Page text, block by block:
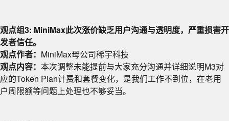
观点组3: MiniMax此次涨价缺乏用户沟通与透明度，严重损害开
发者信任。
观点作者： MiniMax母公司稀宇科技
观点内容： 本次调整未能提前与大家充分沟通并详细说明M3对
应的Token Plan计费和套餐变化，是我们工作不到位，在老用
户周限额等问题上处理也不够妥当。